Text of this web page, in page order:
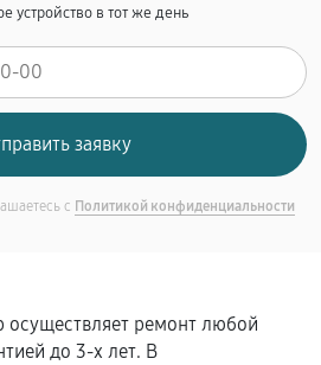
устройство в тот же день
с Политикой конфиденциальности
ремонт любой
до 3-х лет. В